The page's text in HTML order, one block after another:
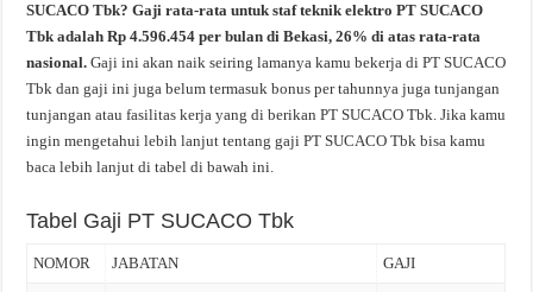
SUCACO Tbk? Gaji rata-rata untuk staf teknik elektro PT SUCACO
Tbk adalah Rp 4.596.454 per bulan di Bekasi, 26% di atas rata-rata
nasional.Gaji ini akan naik seiring lamanya kamu bekerja di PT SUCACO
Tbk dan gaji ini juga belum termasuk bonus per tahunnya juga tunjangan
tunjangan atau fasilitas kerja yang di berikan PT SUCACO Tbk. Jika kamu
ingin mengetahui lebih lanjut tentang gaji PT SUCACO Tbk bisa kamu
baca lebih lanjut di tabel di bawah ini.
Tabel Gaji PT SUCACO Tbk
NOMOR JABATAN GAJI